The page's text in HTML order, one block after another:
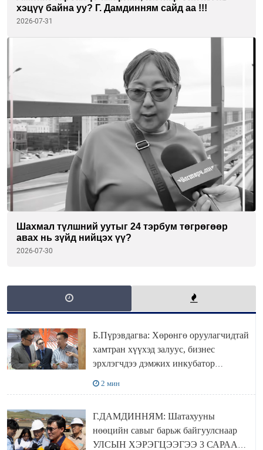
хэцүү байна уу? Г. Дамдинням сайд аа !!!
2026-07-31
Шахмал түлшний уутыг 24 тэрбум төгрөгөөр
авах нь зүйд нийцэх үү?
2026-07-30
Б.Пүрэвдагва: Хөрөнгө оруулагчидтай
хамтран хүүхэд залуус, бизнес
эрхлэгчдээ дэмжих инкубатор
2 мин
Г.ДАМДИННЯМ: Шатахууны
нөөцийн савыг барьж байгуулснаар
УЛСЫН ХЭРЭГЦЭЭГЭЭ 3 САРААР